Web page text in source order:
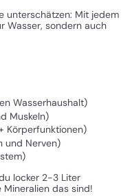
unterschätzen: Mit jedem
Wasser, sondern auch
Wasserhaushalt)
Muskeln)
Körperfunktionen)
und Nerven)
locker 2-3 Liter
das sind!